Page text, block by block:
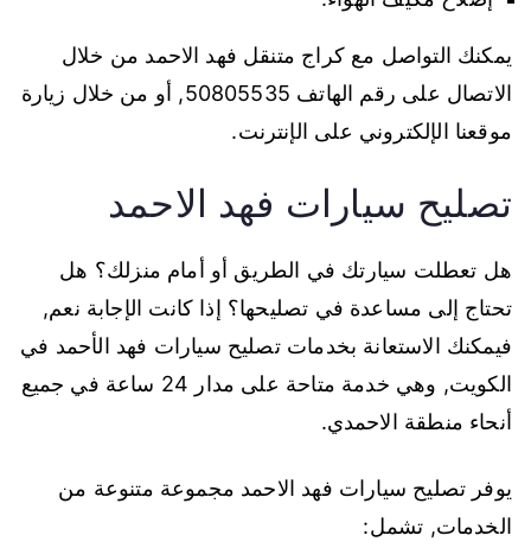
يمكنك التواصل مع كراج متنقل فهد الاحمد من خلال
الاتصال على رقم الهاتف 50805535, أو من خلال زيارة
موقعنا الإلكتروني على الإنترنت.
تصليح سيارات فهد الاحمد
هل تعطلت سيارتك في الطريق أو أمام منزلك؟ هل
تحتاج إلى مساعدة في تصليحها؟ إذا كانت الإجابة نعم,
فيمكنك الاستعانة بخدمات تصليح سيارات فهد الأحمد في
الكويت, وهي خدمة متاحة على مدار 24 ساعة في جميع
أنحاء منطقة الاحمدي.
يوفر تصليح سيارات فهد الاحمد مجموعة متنوعة من
الخدمات, تشمل: